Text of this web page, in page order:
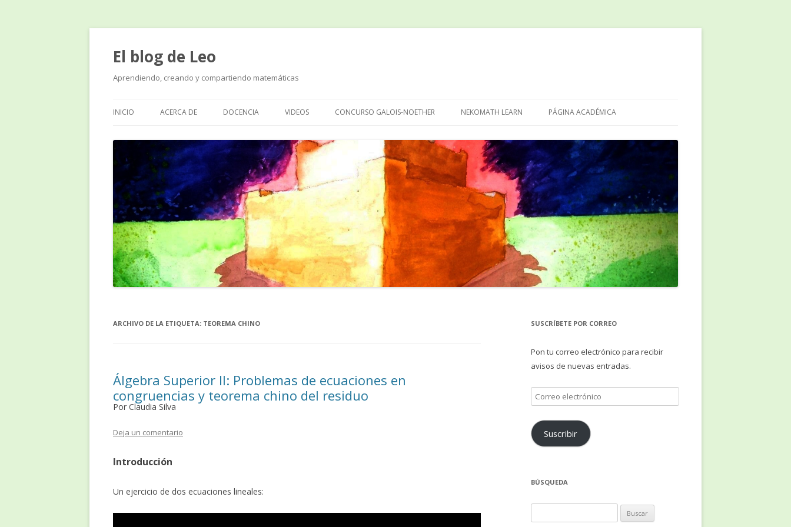
El blog de Leo
Aprendiendo, creando y compartiendo matemáticas
al
INICIO ACERCA DE DOCENCIA VIDEOS CONCURSO GALOIS-NOETHER NEKOMATH LEARN PÁGINA ACADÉMICA
ARCHIVO DE LA ETIQUETA: TEOREMA CHINO
Álgebra Superior II: Problemas de ecuaciones en
congruencias y teorema chino del residuo
Por Claudia Silva
Deja un comentario
Introducción
Un ejercicio de dos ecuaciones lineales:
SUSCRÍBETE POR CORREO
Pon tu correo electrónico para recibir
avisos de nuevas entradas.
Correo
electrónico
Suscribir
BÚSQUEDA